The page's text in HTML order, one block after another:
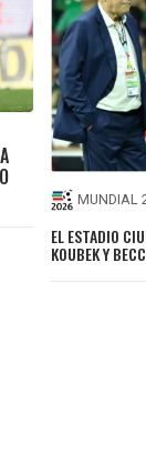
MUNDIAL
EL ESTADIO
KOUBEK Y